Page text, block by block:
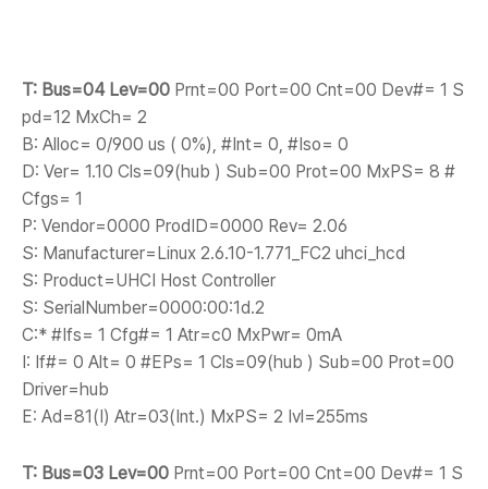
T: Bus=04 Lev=00 Prnt=00 Port=00 Cnt=00 Dev#= 1 S
pd=12 MxCh= 2
B: Alloc= 0/900 us ( 0%), #Int= 0, #Iso= 0
D: Ver= 1.10 Cls=09(hub ) Sub=00 Prot=00 MxPS= 8 #
Cfgs= 1
P: Vendor=0000 ProdID=0000 Rev= 2.06
S: Manufacturer=Linux 2.6.10-1.771_FC2 uhci_hcd
S: Product=UHCI Host Controller
S: SerialNumber=0000:00:1d.2
C:* #Ifs= 1 Cfg#= 1 Atr=c0 MxPwr= 0mA
I: If#= 0 Alt= 0 #EPs= 1 Cls=09(hub ) Sub=00 Prot=00
Driver=hub
E: Ad=81(I) Atr=03(Int.) MxPS= 2 Ivl=255ms
T: Bus=03 Lev=00 Prnt=00 Port=00 Cnt=00 Dev#= 1 S